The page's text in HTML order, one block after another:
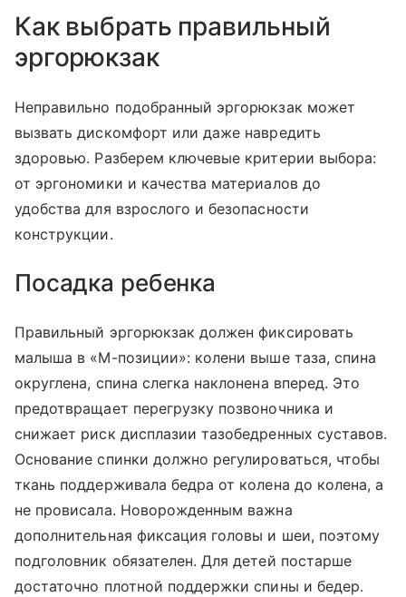
Как выбрать правильный
эргорюкзак
Неправильно подобранный эргорюкзак может
вызвать дискомфорт или даже навредить
здоровью. Разберем ключевые критерии выбора:
от эргономики и качества материалов до
удобства для взрослого и безопасности
конструкции.
Посадка ребенка
Правильный эргорюкзак должен фиксировать
малыша в «М-позиции»: колени выше таза, спина
округлена, спина слегка наклонена вперед. Это
предотвращает перегрузку позвоночника и
снижает риск дисплазии тазобедренных суставов.
Основание спинки должно регулироваться, чтобы
ткань поддерживала бедра от колена до колена, а
не провисала. Новорожденным важна
дополнительная фиксация головы и шеи, поэтому
подголовник обязателен. Для детей постарше
достаточно плотной поддержки спины и бедер.